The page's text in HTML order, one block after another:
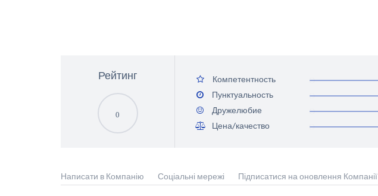
Рейтинг
0
Компетентность
Пунктуальность
Дружелюбие
Цена/качество
Написати в Компанію Соціальні мережі Підписатися на оновлення Компанії